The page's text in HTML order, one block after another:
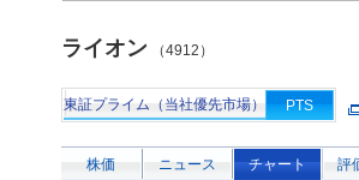
ライオン （4912）
東証プライム（当社優先市場） PTS
株価 ニュース チャート 評